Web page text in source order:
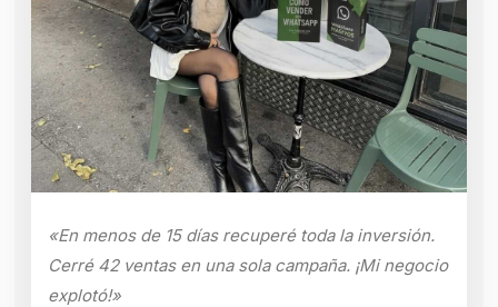
«En menos de 15 días recuperé toda la inversión.
Cerré 42 ventas en una sola campaña. ¡Mi negocio
explotó!»